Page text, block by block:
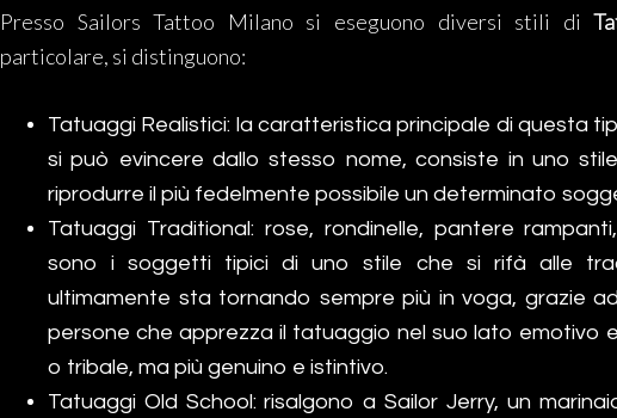
Presso Sailors Tattoo Milano si eseguono diversi stili di
particolare, si distinguono:
Tatuaggi Realistici: la caratteristica principale di questa
si può evincere dallo stesso nome, consiste in uno
riprodurre il più fedelmente possibile un determinato
Tatuaggi Traditional: rose, rondinelle, pantere
sono i soggetti tipici di uno stile che si rifà alle
ultimamente sta tornando sempre più in voga, grazie
persone che apprezza il tatuaggio nel suo lato emotivo
o tribale, ma più genuino e istintivo.
Tatuaggi Old School: risalgono a Sailor Jerry, un